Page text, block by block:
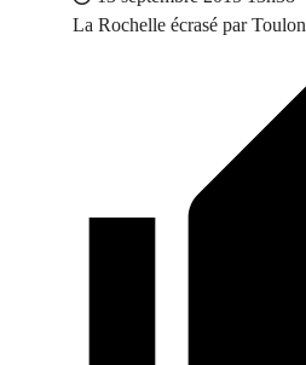
La Rochelle écrasé par Toulon